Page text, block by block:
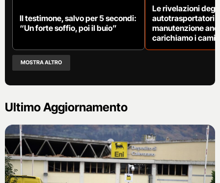
Il testimone, salvo per 5 secondi:
“Un forte soffio, poi il buio”
Le rivelazioni degli
autotrasportatori:
manutenzione
carichiamo i
MOSTRA ALTRO
Ultimo Aggiornamento